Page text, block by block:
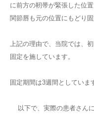
に前方の靭帯が緊張した位
関節唇も元の位置にもどり
上記の理由で、当院では、
固定を施しています。
固定期間は3週間としていま
以下で、実際の患者さん